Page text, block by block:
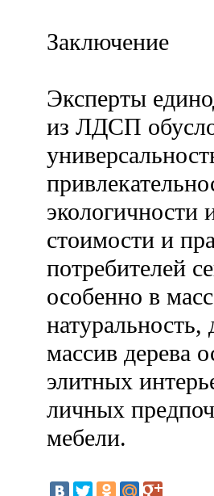
Заключение
Эксперты
из ЛДСП
экологичности
стоимости и
потребителей
особенно в
натуральность,
массив дерева
элитных
личных
мебели.